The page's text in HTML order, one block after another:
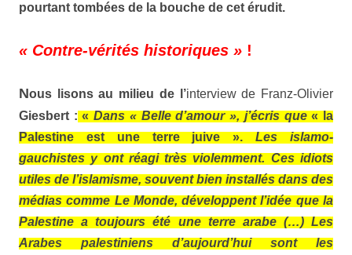
pourtant tombées de la bouche de cet érudit.
« Contre-vérités historiques » !
Nous lisons au milieu de l’interview de Franz-Olivier
Giesbert : «Dans « Belle d’amour », j’écris que« la
Palestine est une terre juive ».Les islamo-
gauchistes y ont réagi très violemment. Ces idiots
utiles de l’islamisme, souvent bien installés dans des
médias comme Le Monde, développent l’idée que la
Palestine a toujours été une terre arabe (…) Les
Arabes palestiniens d’aujourd’hui sont les